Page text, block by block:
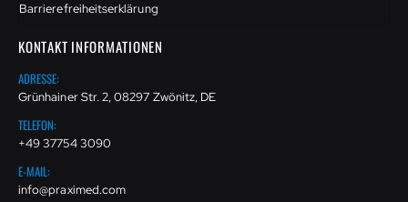
Barrierefreiheitserklärung
KONTAKT INFORMATIONEN
ADRESSE:
Grünhainer Str. 2, 08297 Zwönitz, DE
TELEFON:
+49 37754 3090
E-MAIL:
info@praximed.com